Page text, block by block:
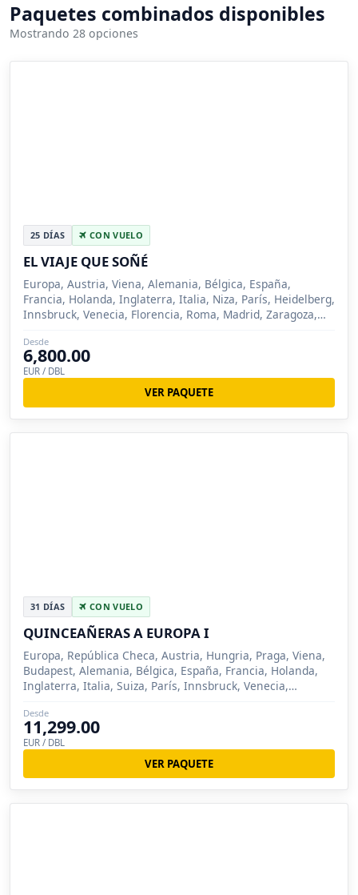
Paquetes combinados disponibles
Mostrando 28 opciones
25 DÍAS CON VUELO
EL VIAJE QUE SOÑÉ
Europa, Austria, Viena, Alemania, Bélgica, España,
Francia, Holanda, Inglaterra, Italia, Niza, París, Heidelberg,
Innsbruck, Venecia, Florencia, Roma, Madrid, Zaragoza,
Desde
6,800.00
EUR / DBL
VER PAQUETE
31 DÍAS CON VUELO
QUINCEAÑERAS A EUROPA I
Europa, República Checa, Austria, Hungria, Praga, Viena,
Budapest, Alemania, Bélgica, España, Francia, Holanda,
Inglaterra, Italia, Suiza, París, Innsbruck, Venecia,
Desde
11,299.00
EUR / DBL
VER PAQUETE